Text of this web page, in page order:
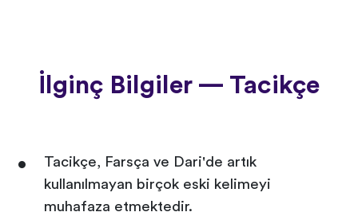
İlginç Bilgiler — Tacikçe
Tacikçe, Farsça ve Dari'de artık
kullanılmayan birçok eski kelimeyi
muhafaza etmektedir.